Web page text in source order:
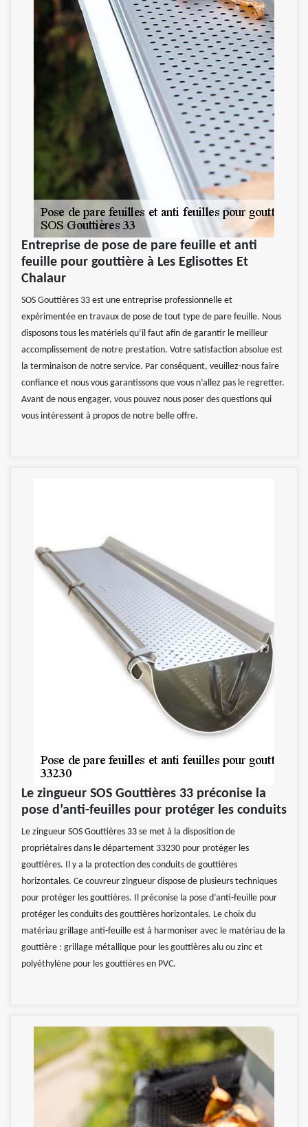
Entreprise de pose de pare feuille et anti
feuille pour gouttière à Les Eglisottes Et
Chalaur
SOS Gouttières 33 est une entreprise professionnelle et
expérimentée en travaux de pose de tout type de pare feuille. Nous
disposons tous les matériels qu’il faut afin de garantir le meilleur
accomplissement de notre prestation. Votre satisfaction absolue est
la terminaison de notre service. Par conséquent, veuillez-nous faire
confiance et nous vous garantissons que vous n’allez pas le regretter.
Avant de nous engager, vous pouvez nous poser des questions qui
vous intéressent à propos de notre belle offre.
Le zingueur SOS Gouttières 33 préconise la
pose d’anti-feuilles pour protéger les conduits
Le zingueur SOS Gouttières 33 se met à la disposition de
propriétaires dans le département 33230 pour protéger les
gouttières. Il y a la protection des conduits de gouttières
horizontales. Ce couvreur zingueur dispose de plusieurs techniques
pour protéger les gouttières. Il préconise la pose d’anti-feuille pour
protéger les conduits des gouttières horizontales. Le choix du
matériau grillage anti-feuille est à harmoniser avec le matériau de la
gouttière : grillage métallique pour les gouttières alu ou zinc et
polyéthylène pour les gouttières en PVC.